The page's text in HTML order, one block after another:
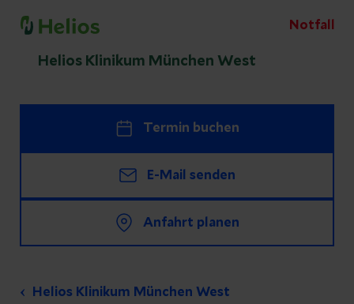
Notfall
Helios Klinikum München West
Termin buchen
E-Mail senden
Anfahrt planen
Helios Klinikum München West